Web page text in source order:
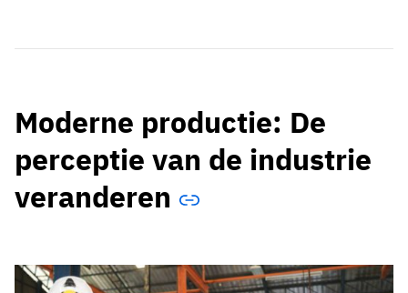
Moderne productie: De
perceptie van de industrie
veranderen